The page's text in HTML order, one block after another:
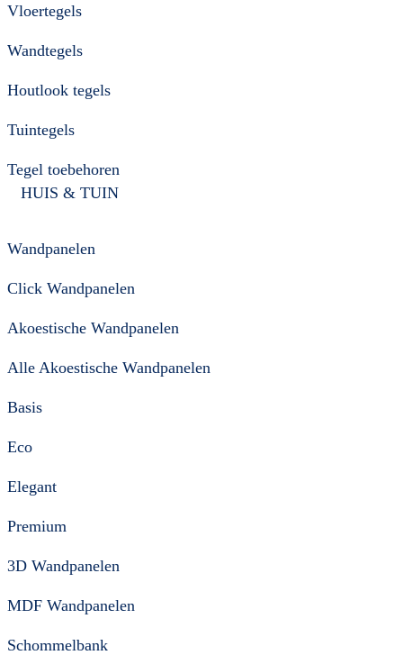
Vloertegels
Wandtegels
Houtlook tegels
Tuintegels
Tegel toebehoren
HUIS & TUIN
Wandpanelen
Click Wandpanelen
Akoestische Wandpanelen
Alle Akoestische Wandpanelen
Basis
Eco
Elegant
Premium
3D Wandpanelen
MDF Wandpanelen
Schommelbank